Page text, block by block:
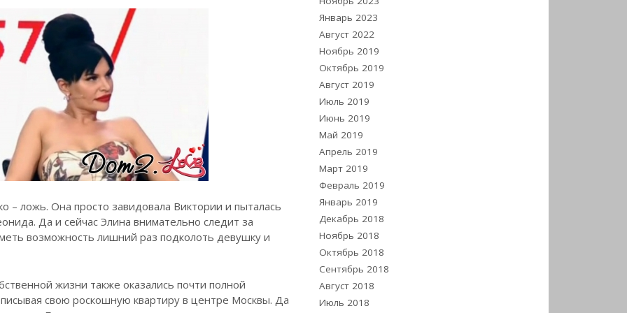
– ложь. Она просто завидовала Виктории и пыталась
Да и сейчас Элина внимательно следит за
возможность лишний раз подколоть девушку и
жизни также оказались почти полной
свою роскошную квартиру в центре Москвы. Да
Январь 2023
Август 2022
Ноябрь 2019
Октябрь 2019
Август 2019
Июль 2019
Июнь 2019
Май 2019
Апрель 2019
Март 2019
Февраль 2019
Январь 2019
Декабрь 2018
Ноябрь 2018
Октябрь 2018
Сентябрь 2018
Август 2018
Июль 2018